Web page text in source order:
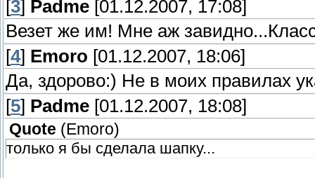
[3] Padme [01.12.2007, 17:08]
Везет же им! Мне аж
[4] Emoro [01.12.2007, 18:06]
Да, здорово:) Не в моих правилах
[5] Padme [01.12.2007, 18:08]
Quote (Emoro)
только я бы сделала шапку...